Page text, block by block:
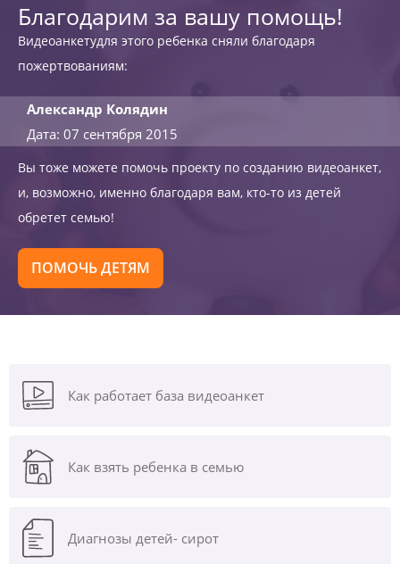
Благодарим за вашу помощь!
Видеоанкетудля этого ребенка сняли благодаря
пожертвованиям:
Александр Колядин
Дата: 07 сентября 2015
Вы тоже можете помочь проекту по созданию видеоанкет,
и, возможно, именно благодаря вам, кто-то из детей
обретет семью!
ПОМОЧЬ ДЕТЯМ
Как работает база видеоанкет
Как взять ребенка в семью
Диагнозы детей- сирот